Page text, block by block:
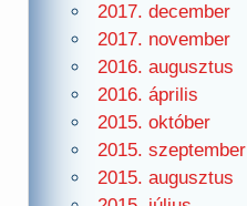
2017. december
2017. november
2016. augusztus
2016. április
2015. október
2015. szeptember
2015. augusztus